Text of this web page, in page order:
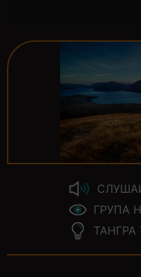
ГРУПА
ТАНГРА